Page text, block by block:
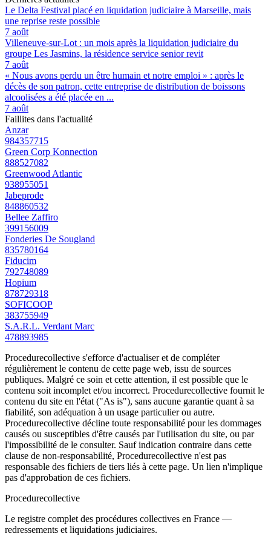
Le Delta Festival placé en liquidation judiciaire à Marseille, mais
une reprise reste possible
7 août
Villeneuve-sur-Lot : un mois après la liquidation judiciaire du
groupe Les Jasmins, la résidence service senior revit
7 août
« Nous avons perdu un être humain et notre emploi » : après le
décès de son patron, cette entreprise de distribution de boissons
alcoolisées a été placée en ...
7 août
Faillites dans l'actualité
Anzar
984357715
Green Corp Konnection
888527082
Greenwood Atlantic
938955051
Jabeprode
848860532
Bellee Zaffiro
399156009
Fonderies De Sougland
835780164
Fiducim
792748089
Hopium
878729318
SOFICOOP
383755949
S.A.R.L. Verdant Marc
478893985
Procedurecollective s'efforce d'actualiser et de compléter
régulièrement le contenu de cette page web, issu de sources
publiques. Malgré ce soin et cette attention, il est possible que le
contenu soit incomplet et/ou incorrect. Procedurecollective fournit le
contenu du site en l'état ("As is"), sans aucune garantie quant à sa
fiabilité, son adéquation à un usage particulier ou autre.
Procedurecollective décline toute responsabilité pour les dommages
causés ou susceptibles d'être causés par l'utilisation du site, ou par
l'impossibilité de le consulter. Sauf indication contraire dans cette
clause de non-responsabilité, Procedurecollective n'est pas
responsable des fichiers de tiers liés à cette page. Un lien n'implique
pas d'approbation de ces fichiers.
Procedurecollective
Le registre complet des procédures collectives en France —
redressements et liquidations judiciaires.